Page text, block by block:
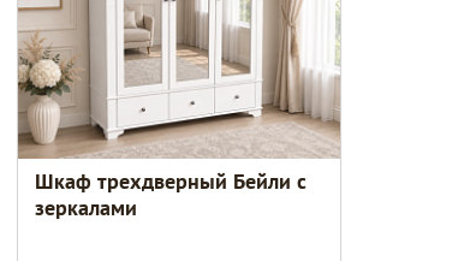
Шкаф трехдверный Бейли с
зеркалами